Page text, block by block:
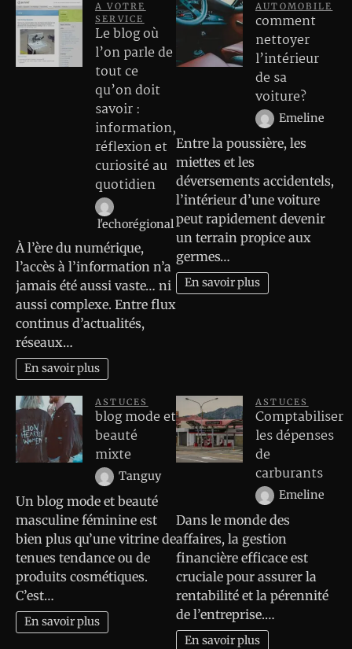
A VOTRE
SERVICE
Le blog où
l’on parle de
tout ce
qu’on doit
savoir :
information,
réflexion et
curiosité au
quotidien
l'echorégional
À l’ère du numérique,
l’accès à l’information n’a
jamais été aussi vaste… ni
aussi complexe. Entre flux
continus d’actualités,
réseaux…
En savoir plus
AUTOMOBILE
comment
nettoyer
l’intérieur
de sa
voiture?
Emeline
Entre la poussière, les
miettes et les
déversements accidentels,
l’intérieur d’une voiture
peut rapidement devenir
un terrain propice aux
germes…
En savoir plus
ASTUCES
blog mode et
beauté
mixte
Tanguy
Un blog mode et beauté
masculine féminine est
bien plus qu’une vitrine de
tenues tendance ou de
produits cosmétiques.
C’est…
En savoir plus
ASTUCES
Comptabiliser
les dépenses
de
carburants
Emeline
Dans le monde des
affaires, la gestion
financière efficace est
cruciale pour assurer la
rentabilité et la pérennité
de l’entreprise.…
En savoir plus